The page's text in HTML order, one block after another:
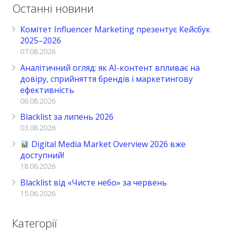
Останні новини
Комітет Influencer Marketing презентує Кейсбук
2025–2026
07.08.2026
Аналітичний огляд: як AI-контент впливає на
довіру, сприйняття брендів і маркетингову
ефективність
06.08.2026
Blacklist за липень 2026
03.08.2026
Digital Media Market Overview 2026 вже
доступний!
18.06.2026
Blacklist від «Чисте небо» за червень
15.06.2026
Категорії